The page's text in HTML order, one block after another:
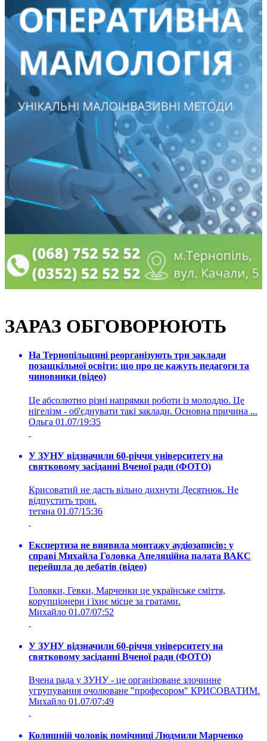
ЗАРАЗ ОБГОВОРЮЮТЬ
На Тернопільщині реорганізують три заклади
позашкільної освіти: що про це кажуть педагоги та
чиновники (відео)
Це абсолютно різні напрямки роботи із молоддю. Це
нігелізм - об'єднувати такі заклади. Основна причина ...
Ольга 01.07/19:35
У ЗУНУ відзначили 60-річчя університету на
святковому засіданні Вченої ради (ФОТО)
Крисоватий не дасть вільно дихнути Десятнюк. Не
відпустить трон.
тетяна 01.07/15:36
Експертиза не виявила монтажу аудіозаписів: у
справі Михайла Головка Апеляційна палата ВАКС
перейшла до дебатів (відео)
Головки, Гевки, Марченки це українське сміття,
корупціонери і їхнє місце за гратами.
Михайло 01.07/07:52
У ЗУНУ відзначили 60-річчя університету на
святковому засіданні Вченої ради (ФОТО)
Вчена рада у ЗУНУ - це організоване злочинне
угрупування очолюване "професором" КРИСОВАТИМ.
Михайло 01.07/07:49
Колишній чоловік помічниці Людмили Марченко